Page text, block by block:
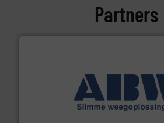
Partners
geautomatiseerde weegoplossingen.